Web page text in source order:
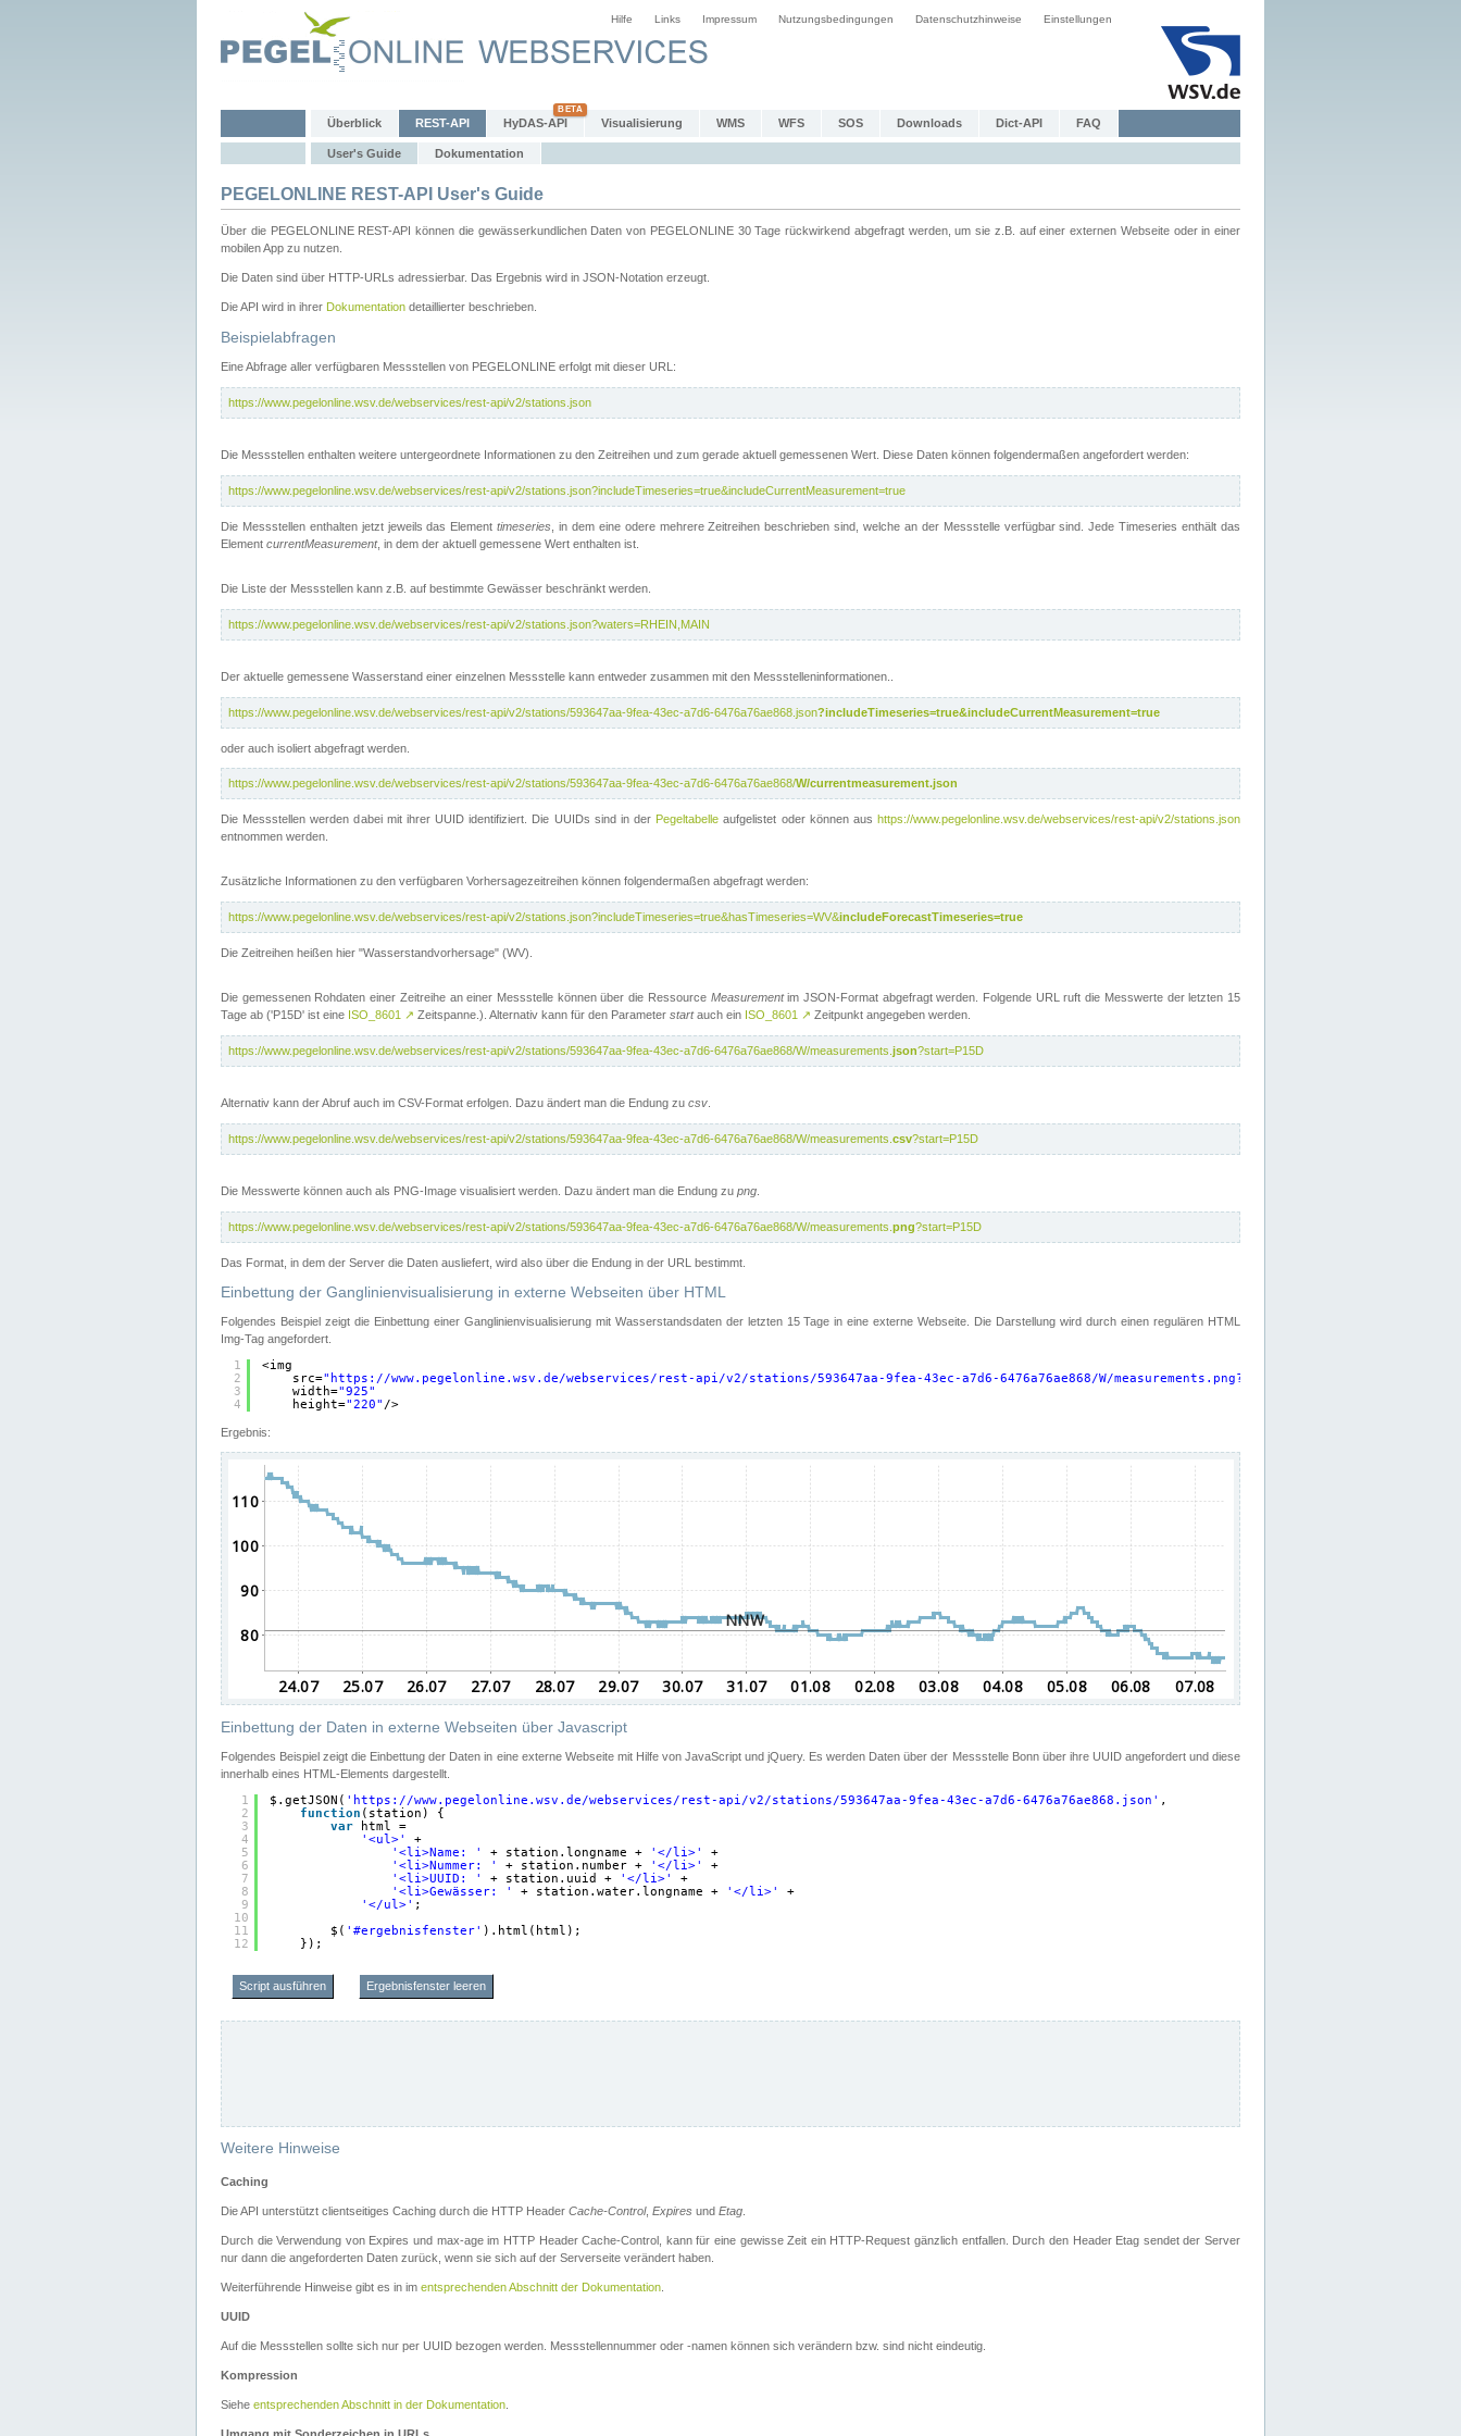
Hilfe Links Impressum Nutzungsbedingungen Datenschutzhinweise Einstellungen
Überblick REST-API HyDAS-API Visualisierung WMS WFS SOS Downloads Dict-API FAQ
User's Guide Dokumentation
PEGELONLINE REST-API User's Guide
Über die PEGELONLINE REST-API können die gewässerkundlichen Daten von PEGELONLINE 30 Tage rückwirkend abgefragt werden, um sie z.B. auf einer externen Webseite oder in einer
mobilen App zu nutzen.
Die Daten sind über HTTP-URLs adressierbar. Das Ergebnis wird in JSON-Notation erzeugt.
Die API wird in ihrer Dokumentation detaillierter beschrieben.
Beispielabfragen
Eine Abfrage aller verfügbaren Messstellen von PEGELONLINE erfolgt mit dieser URL:
https://www.pegelonline.wsv.de/webservices/rest-api/v2/stations.json
Die Messstellen enthalten weitere untergeordnete Informationen zu den Zeitreihen und zum gerade aktuell gemessenen Wert. Diese Daten können folgendermaßen angefordert werden:
https://www.pegelonline.wsv.de/webservices/rest-api/v2/stations.json?includeTimeseries=true&includeCurrentMeasurement=true
Die Messstellen enthalten jetzt jeweils das Elementtimeseries , in dem eine odere mehrere Zeitreihen beschrieben sind, welche an der Messstelle verfügbar sind. Jede Timeseries enthält das
Element currentMeasurement, in dem der aktuell gemessene Wert enthalten ist.
Die Liste der Messstellen kann z.B. auf bestimmte Gewässer beschränkt werden.
https://www.pegelonline.wsv.de/webservices/rest-api/v2/stations.json?waters=RHEIN,MAIN
Der aktuelle gemessene Wasserstand einer einzelnen Messstelle kann entweder zusammen mit den Messstelleninformationen..
https://www.pegelonline.wsv.de/webservices/rest-api/v2/stations/593647aa-9fea-43ec-a7d6-6476a76ae868.json?includeTimeseries=true&includeCurrentMeasurement=true
oder auch isoliert abgefragt werden.
https://www.pegelonline.wsv.de/webservices/rest-api/v2/stations/593647aa-9fea-43ec-a7d6-6476a76ae868/W/currentmeasurement.json
Die Messstellen werden dabei mit ihrer UUID identifiziert. Die UUIDs sind in der Pegeltabelle aufgelistet oder können aushttps://www.pegelonline.wsv.de/webservices/rest-api/v2/stations.json
entnommen werden.
Zusätzliche Informationen zu den verfügbaren Vorhersagezeitreihen können folgendermaßen abgefragt werden:
https://www.pegelonline.wsv.de/webservices/rest-api/v2/stations.json?includeTimeseries=true&hasTimeseries=WV&includeForecastTimeseries=true
Die Zeitreihen heißen hier "Wasserstandvorhersage" (WV).
Die gemessenen Rohdaten einer Zeitreihe an einer Messstelle können über die Ressource Measurementim JSON-Format abgefragt werden. Folgende URL ruft die Messwerte der letzten 15
Tage ab ('P15D' ist eine ISO_8601 ↗ Zeitspanne.). Alternativ kann für den Parameter startauch ein ISO_8601 ↗ Zeitpunkt angegeben werden.
https://www.pegelonline.wsv.de/webservices/rest-api/v2/stations/593647aa-9fea-43ec-a7d6-6476a76ae868/W/measurements. json?start=P15D
Alternativ kann der Abruf auch im CSV-Format erfolgen. Dazu ändert man die Endung zu csv
https://www.pegelonline.wsv.de/webservices/rest-api/v2/stations/593647aa-9fea-43ec-a7d6-6476a76ae868/W/measurements. csv?start=P15D
Die Messwerte können auch als PNG-Image visualisiert werden. Dazu ändert man die Endung zu png
https://www.pegelonline.wsv.de/webservices/rest-api/v2/stations/593647aa-9fea-43ec-a7d6-6476a76ae868/W/measurements. png?start=P15D
Das Format, in dem der Server die Daten ausliefert, wird also über die Endung in der URL bestimmt.
Einbettung der Ganglinienvisualisierung in externe Webseiten über HTML
Folgendes Beispiel zeigt die Einbettung einer Ganglinienvisualisierung mit Wasserstandsdaten der letzten 15 Tage in eine externe Webseite. Die Darstellung wird durch einen regulären HTML
Img-Tag angefordert.
1
2
3
4
<img
src=" https://www.pegelonline.wsv.de/webservices/rest-api/v2/stations/593647aa-9fea-43ec-a7d6-6476a76ae868/W/
width="925"
height="220" />
Ergebnis:
Einbettung der Daten in externe Webseiten über Javascript
Folgendes Beispiel zeigt die Einbettung der Daten in eine externe Webseite mit Hilfe von JavaScript und jQuery. Es werden Daten über der Messstelle Bonn über ihre UUID angefordert und diese
innerhalb eines HTML-Elements dargestellt.
1
2
3
4
5
6
7
8
9
10
11
12
$.getJSON( ' https://www.pegelonline.wsv.de/webservices/rest-api/v2/stations/593647aa-9fea-43ec-a7d6-6476a76ae868.json ' ,
function (station) {
var
html =
'<ul>'
+
'<li>Name: '
+ station.longname + '</li>'
+
'<li>Nummer: '
+ station.number + '</li>'
+
'<li>UUID: '
+ station.uuid + '</li>'
+
'<li>Gewässer: '
+ station.water.longname + '</li>'
+
'</ul>' ;
$( '#ergebnisfenster' ).html(html);
});
Script ausführen Ergebnisfenster leeren
Weitere Hinweise
Caching
Die API unterstützt clientseitiges Caching durch die HTTP Header Cache-Control, Expires und Etag.
Durch die Verwendung von Expires und max-age im HTTP Header Cache-Control, kann für eine gewisse Zeit ein HTTP-Request gänzlich entfallen. Durch den Header Etag sendet der Server
nur dann die angeforderten Daten zurück, wenn sie sich auf der Serverseite verändert haben.
Weiterführende Hinweise gibt es in im entsprechenden Abschnitt der Dokumentation.
UUID
Auf die Messstellen sollte sich nur per UUID bezogen werden. Messstellennummer oder -namen können sich verändern bzw. sind nicht eindeutig.
Kompression
Siehe entsprechenden Abschnitt in der Dokumentation.